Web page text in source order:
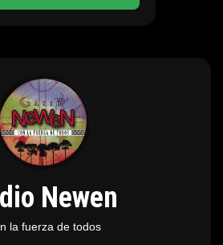
Newen
la fuerza de todos